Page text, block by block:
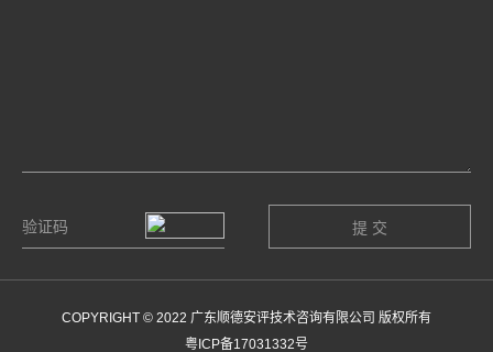
COPYRIGHT © 2022 广东顺德安评技术咨询有限公司 版权所有
粤ICP备17031332号